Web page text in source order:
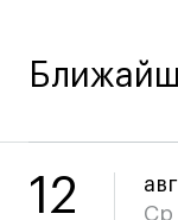
О школе
События
Блог
12
Ср